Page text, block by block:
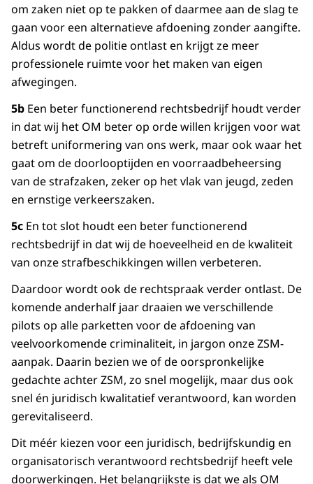
om zaken niet op te pakken of daarmee aan de slag te
gaan voor een alternatieve afdoening zonder aangifte.
Aldus wordt de politie ontlast en krijgt ze meer
professionele ruimte voor het maken van eigen
afwegingen.
5b Een beter functionerend rechtsbedrijf houdt verder
in dat wij het OM beter op orde willen krijgen voor wat
betreft uniformering van ons werk, maar ook waar het
gaat om de doorlooptijden en voorraadbeheersing
van de strafzaken, zeker op het vlak van jeugd, zeden
en ernstige verkeerszaken.
5c En tot slot houdt een beter functionerend
rechtsbedrijf in dat wij de hoeveelheid en de kwaliteit
van onze strafbeschikkingen willen verbeteren.
Daardoor wordt ook de rechtspraak verder ontlast. De
komende anderhalf jaar draaien we verschillende
pilots op alle parketten voor de afdoening van
veelvoorkomende criminaliteit, in jargon onze ZSM-
aanpak. Daarin bezien we of de oorspronkelijke
gedachte achter ZSM, zo snel mogelijk, maar dus ook
snel én juridisch kwalitatief verantwoord, kan worden
gerevitaliseerd.
Dit méér kiezen voor een juridisch, bedrijfskundig en
organisatorisch verantwoord rechtsbedrijf heeft vele
doorwerkingen. Het belangrijkste is dat we als OM